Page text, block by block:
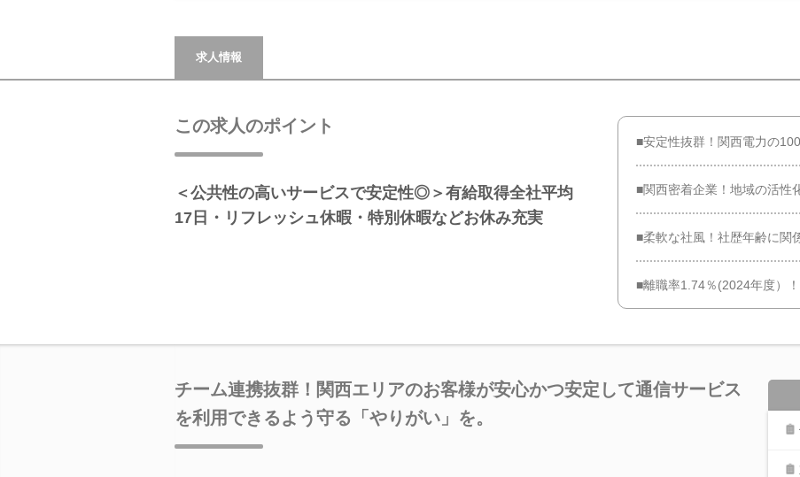
求人情報
この求人のポイント
＜公共性の高いサービスで安定性◎＞有給取得全社平均
17日・リフレッシュ休暇・特別休暇などお休み充実
■安定性抜群！関西電力の
■関西密着企業！地域の活性
■柔軟な社風！社歴年齢に関
■離職率1.74％(2024年度）
チーム連携抜群！関西エリアのお客様が安心かつ安定して通信サービス
を利用できるよう守る「やりがい」を。